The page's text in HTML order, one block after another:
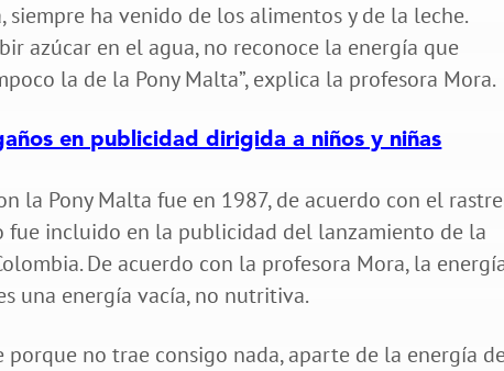
ha venido de los alimentos y de la leche.
azúcar en el agua, no reconoce la energía que
la de la Pony Malta”, explica la profesora Mora.
en publicidad dirigida a niños y niñas
la Pony Malta fue en 1987, de acuerdo con el
fue incluido en la publicidad del lanzamiento de la
De acuerdo con la profesora Mora, la
una energía vacía, no nutritiva.
no trae consigo nada, aparte de la energía